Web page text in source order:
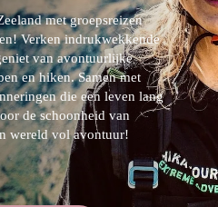
met groepsreizen
Verken indrukwekkende
van avontuurlijke
en hiken. Samen met
die een leven lang
de schoonheid van
wereld vol avontuur!